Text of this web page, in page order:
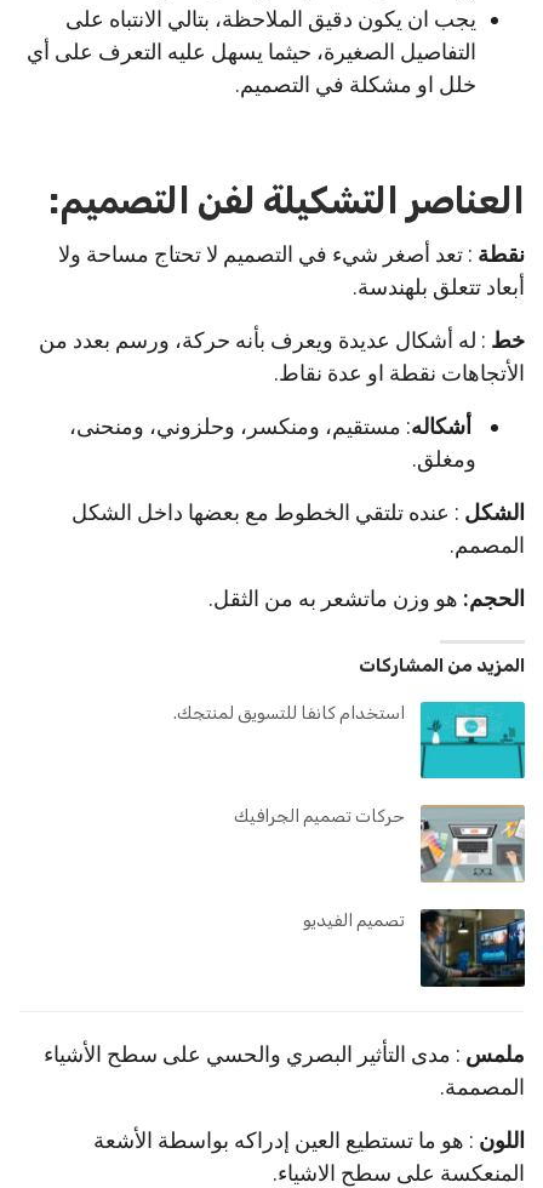
يجب ان يكون دقيق الملاحظة، بتالي الانتباه على
التفاصيل الصغيرة، حيثما يسهل عليه التعرف على أي
خلل او مشكلة في التصميم.
العناصر التشكيلة لفن التصميم:
نقطة : تعد أصغر شيء في التصميم لا تحتاج مساحة ولا
أبعاد تتعلق بلهندسة.
خط : له أشكال عديدة ويعرف بأنه حركة، ورسم بعدد من
الأتجاهات نقطة او عدة نقاط.
أشكاله: مستقيم، ومنكسر، وحلزوني، ومنحنى،
ومغلق.
الشكل : عنده تلتقي الخطوط مع بعضها داخل الشكل
المصمم.
الحجم: هو وزن ماتشعر به من الثقل.
المزيد من المشاركات
استخدام كانفا للتسويق لمنتجك.
حركات تصميم الجرافيك
تصميم الفيديو
ملمس : مدى التأثير البصري والحسي على سطح الأشياء
المصممة.
اللون : هو ما تستطيع العين إدراكه بواسطة الأشعة
المنعكسة على سطح الاشياء.